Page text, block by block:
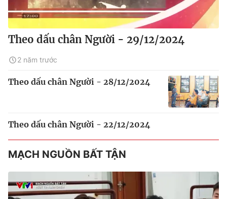
Theo dấu chân Người - 29/12/2024
2 năm trước
Theo dấu chân Người - 28/12/2024
Theo dấu chân Người - 22/12/2024
MẠCH NGUỒN BẤT TẬN